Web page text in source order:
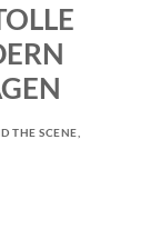
THE SCENE